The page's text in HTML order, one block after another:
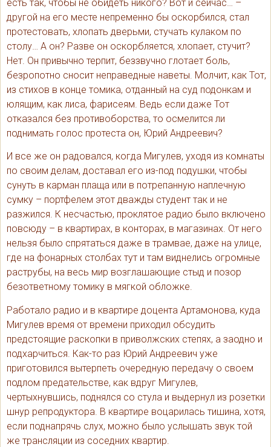
есть так, чтобы не обидеть никого? Вот и сейчас… –
другой на его месте непременно бы оскорбился, стал
протестовать, хлопать дверьми, стучать кулаком по
столу… А он? Разве он оскорбляется, хлопает, стучит?
Нет. Он привычно терпит, беззвучно глотает боль,
безропотно сносит неправедные наветы. Молчит, как Тот,
из стихов в конце томика, отданный на суд подонкам и
юлящим, как лиса, фарисеям. Ведь если даже Тот
отказался без противоборства, то осмелится ли
поднимать голос протеста он, Юрий Андреевич?
И все же он радовался, когда Мигулев, уходя из комнаты
по своим делам, доставал его из-под подушки, чтобы
сунуть в карман плаща или в потрепанную наплечную
сумку – портфелем этот дважды студент так и не
разжился. К несчастью, проклятое радио было включено
повсюду – в квартирах, в конторах, в магазинах. От него
нельзя было спрятаться даже в трамвае, даже на улице,
где на фонарных столбах тут и там виднелись огромные
раструбы, на весь мир возглашающие стыд и позор
безответному томику в мягкой обложке.
Работало радио и в квартире доцента Артамонова, куда
Мигулев время от времени приходил обсудить
предстоящие раскопки в приволжских степях, а заодно и
подхарчиться. Как-то раз Юрий Андреевич уже
приготовился вытерпеть очередную передачу о своем
подлом предательстве, как вдруг Мигулев,
чертыхнувшись, поднялся со стула и выдернул из розетки
шнур репродуктора. В квартире воцарилась тишина, хотя,
если поднапрячь слух, можно было услышать звук той
же трансляции из соседних квартир.